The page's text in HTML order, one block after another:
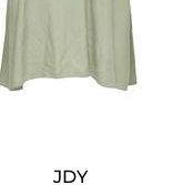
JDY